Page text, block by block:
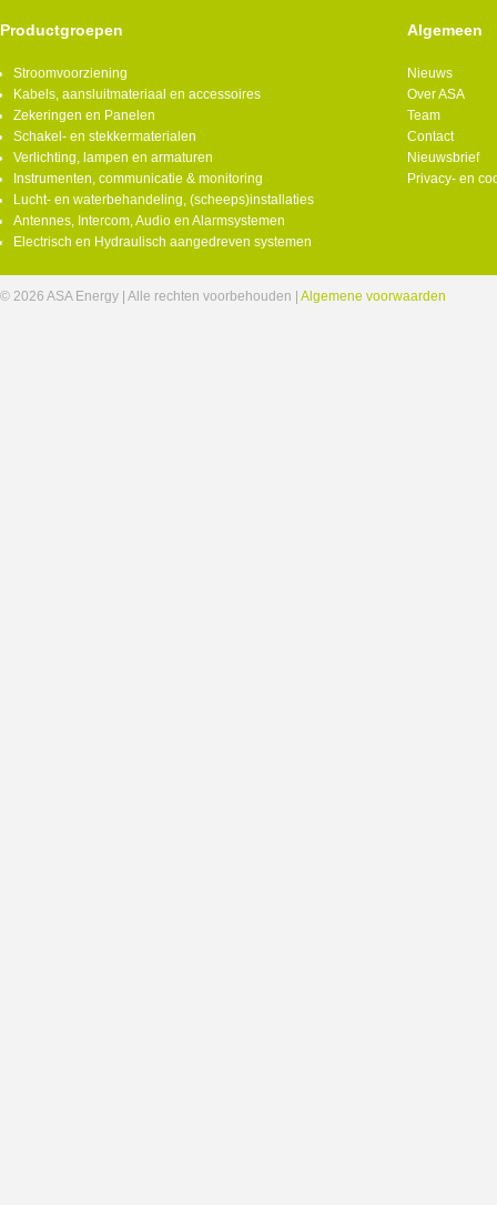
Productgroepen
Stroomvoorziening
Kabels, aansluitmateriaal en accessoires
Zekeringen en Panelen
Schakel- en stekkermaterialen
Verlichting, lampen en armaturen
Instrumenten, communicatie & monitoring
Lucht- en waterbehandeling, (scheeps)installaties
Antennes, Intercom, Audio en Alarmsystemen
Electrisch en Hydraulisch aangedreven systemen
Algemeen
Nieuws
Over ASA
Team
Contact
Nieuwsbrief
Privacy- en
© 2026 ASA Energy | Alle rechten voorbehouden | Algemene voorwaarden